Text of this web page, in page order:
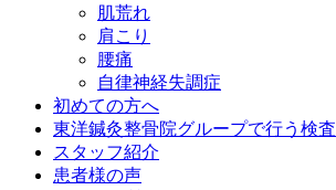
肌荒れ
肩こり
腰痛
自律神経失調症
初めての方へ
東洋鍼灸整骨院グループで行う検
スタッフ紹介
患者様の声